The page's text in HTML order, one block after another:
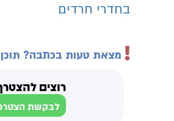
בחדרי חרדים
מצאת טעות בכתבה? תוכן
רוצים
לבקשת